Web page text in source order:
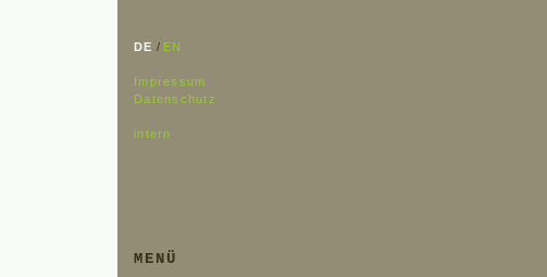
DE / EN
Impressum
Datenschutz
intern
MENÜ